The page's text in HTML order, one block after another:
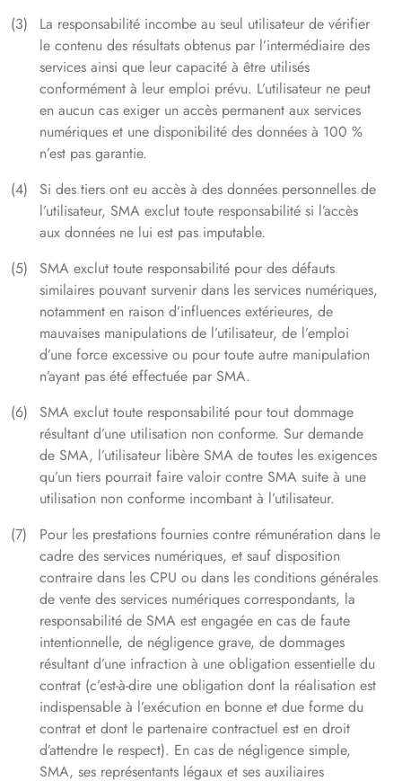
La responsabilité incombe au seul utilisateur de vérifier
le contenu des résultats obtenus par l’intermédiaire des
services ainsi que leur capacité à être utilisés
conformément à leur emploi prévu. L’utilisateur ne peut
en aucun cas exiger un accès permanent aux services
numériques et une disponibilité des données à 100 %
n’est pas garantie.
Si des tiers ont eu accès à des données personnelles de
l’utilisateur, SMA exclut toute responsabilité si l’accès
aux données ne lui est pas imputable.
SMA exclut toute responsabilité pour des défauts
similaires pouvant survenir dans les services numériques,
notamment en raison d’influences extérieures, de
mauvaises manipulations de l’utilisateur, de l’emploi
d’une force excessive ou pour toute autre manipulation
n’ayant pas été effectuée par SMA.
SMA exclut toute responsabilité pour tout dommage
résultant d’une utilisation non conforme. Sur demande
de SMA, l’utilisateur libère SMA de toutes les exigences
qu’un tiers pourrait faire valoir contre SMA suite à une
utilisation non conforme incombant à l’utilisateur.
Pour les prestations fournies contre rémunération dans le
cadre des services numériques, et sauf disposition
contraire dans les CPU ou dans les conditions générales
de vente des services numériques correspondants, la
responsabilité de SMA est engagée en cas de faute
intentionnelle, de négligence grave, de dommages
résultant d’une infraction à une obligation essentielle du
contrat (c’est-à-dire une obligation dont la réalisation est
indispensable à l’exécution en bonne et due forme du
contrat et dont le partenaire contractuel est en droit
d’attendre le respect). En cas de négligence simple,
SMA, ses représentants légaux et ses auxiliaires